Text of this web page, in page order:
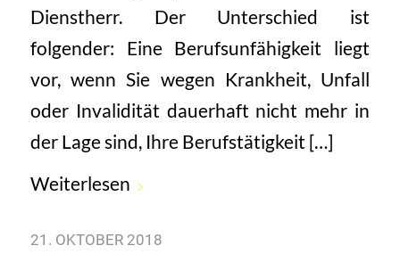
Dienstherr. Der Unterschied ist
folgender: Eine Berufsunfähigkeit liegt
vor, wenn Sie wegen Krankheit, Unfall
oder Invalidität dauerhaft nicht mehr in
der Lage sind, Ihre Berufstätigkeit […]
Weiterlesen
21. OKTOBER 2018